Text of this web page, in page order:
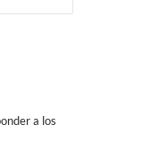
a los